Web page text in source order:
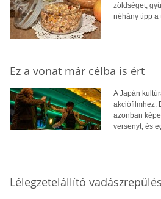
zöldséget,
néhány tipp a
Ez a vonat már célba is ért
A Japán
akciófilmhez.
azonban
versenyt, és
Lélegzetelállító